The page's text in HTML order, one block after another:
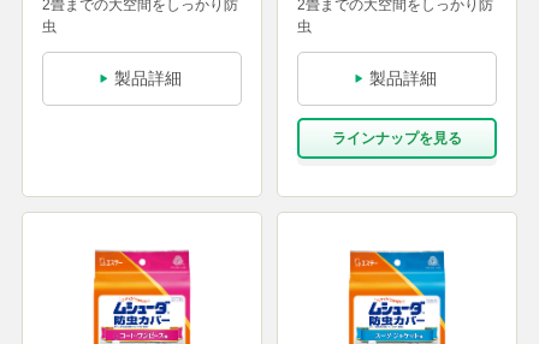
2畳までの大空間をしっかり防
虫
製品詳細
2畳までの大空間をしっかり防
虫
製品詳細
ラインナップを⾒る